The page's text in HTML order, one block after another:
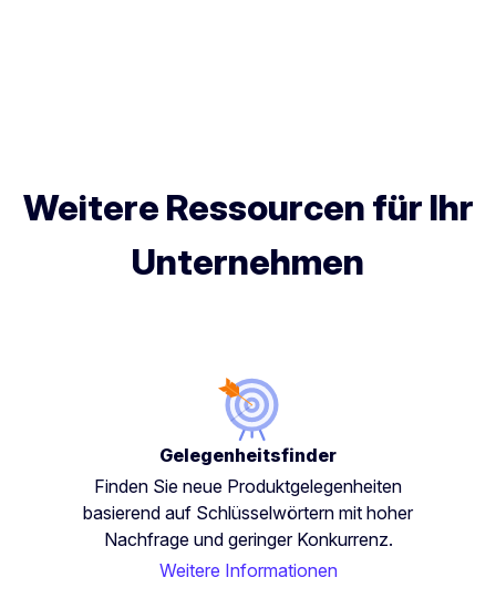
Weitere Ressourcen für Ihr
Unternehmen
Gelegenheitsfinder
Finden Sie neue Produktgelegenheiten
basierend auf Schlüsselwörtern mit hoher
Nachfrage und geringer Konkurrenz.
Weitere Informationen